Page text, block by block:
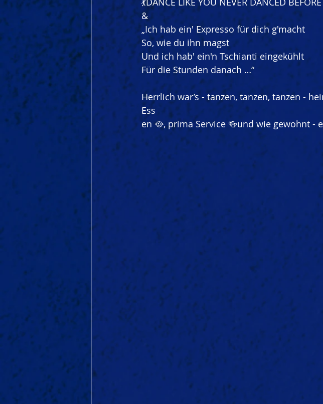
&
„Ich hab ein' Expresso für dich g'macht
So, wie du ihn magst
Und ich hab' ein'n Tschianti eingekühlt
Für die Stunden danach …“
Herrlich war’s - tanzen, tanzen, tanzen -
Ess
en 🥘, prima Service 🍻und wie gewohnt -